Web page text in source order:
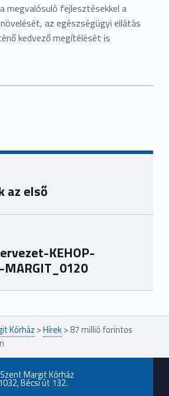
megvalósuló fejlesztésekkel a
az egészségügyi ellátás
kedvező megítélését is
az első
KEHOP-
MARGIT_0120
Kórház >Hírek> 87 millió forintos
Margit Kórház
Bécsi út 132.